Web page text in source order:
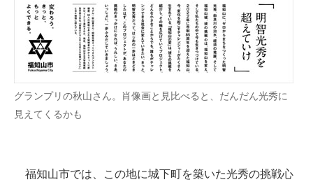
モノづくり技術者専門サイト
エレクトロニクス専門サイト
電子設計の基本と応用
エネルギーの専門メディア
グランプリの秋山さん。肖像画と見比べると、だんだん光秀に
見えてくるかも
福知山市では、この地に城下町を築いた光秀の挑戦心